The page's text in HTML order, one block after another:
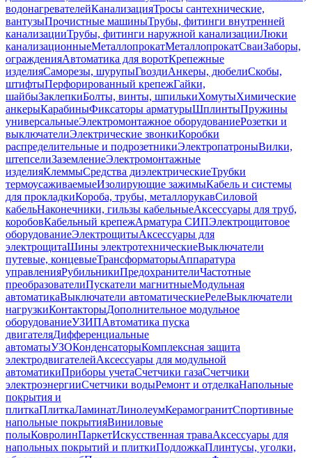
водонагревателейКанализацияТросы сантехнические,
вантузыПрочистные машиныТрубы, фитинги внутренней
канализацииТрубы, фитинги наружной канализацииЛюки
канализационныеМеталлопрокатМеталлопрокатСваиЗаборы,
огражденияАвтоматика для воротКрепежные
изделияСаморезы, шурупыГвоздиАнкеры, дюбелиСкобы,
штифтыПерфорированный крепежГайки,
шайбыЗаклепкиБолты, винты, шпилькиХомутыХимические
анкерыКарабиныФиксаторы арматурыШплинтыПружины
универсальныеЭлектромонтажное оборудованиеРозетки и
выключателиЭлектрические звонкиКоробки
распределительные и подрозетникиЭлектропатроныВилки,
штепселиЗаземлениеЭлектромонтажные
изделияКлеммыСредства диэлектрическиеТрубки
термоусаживаемыеИзолирующие зажимыКабель и системы
для прокладкиКороба, трубы, металлорукавСиловой
кабельНаконечники, гильзы кабельныеАксессуары для труб,
коробовКабельный крепежАрматура СИПЭлектрощитовое
оборудованиеЭлектрощитыАксессуары для
электрощитаШины электротехническиеВыключатели
путевые, концевыеТрансформаторыАппаратура
управленияРубильникиПредохранителиЧастотные
преобразователиПускатели магнитныеМодульная
автоматикаВыключатели автоматическиеРелеВыключатели
нагрузкиКонтакторыДополнительное модульное
оборудованиеУЗИПАвтоматика пуска
двигателяДифференциальные
автоматыУЗОКонденсаторыКомплексная защита
электродвигателейАксессуары для модульной
автоматикиПриборы учетаСчетчики газаСчетчики
электроэнергииСчетчики водыРемонт и отделкаНапольные
покрытия и
плиткаПлиткаЛаминатЛинолеумКерамогранитСпортивные
напольные покрытияВиниловые
полыКовролинПаркетИскусственная траваАксессуары для
напольных покрытий и плиткиПодложкаПлинтусы, уголки,